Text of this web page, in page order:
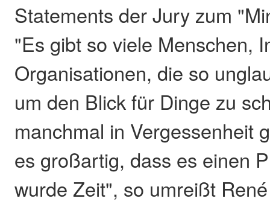
Statements der Jury zum
"Es gibt so viele Menschen,
Organisationen, die so
um den Blick für Dinge zu
manchmal in Vergessenheit
es großartig, dass es einen
wurde Zeit", so umreißt